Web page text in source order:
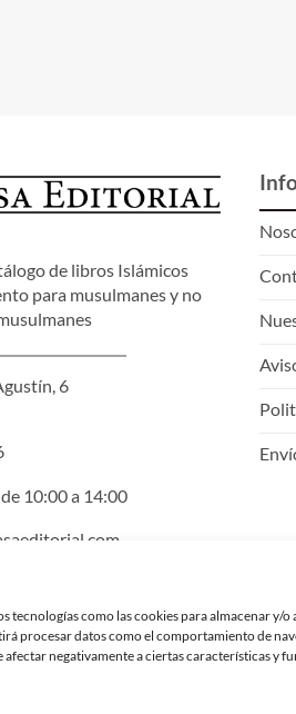
tecnologías como las cookies para almacenar y/
procesar datos como el comportamiento de
negativamente a ciertas características y
de libros Islámicos
para musulmanes y no
6
10:00 a 14:00